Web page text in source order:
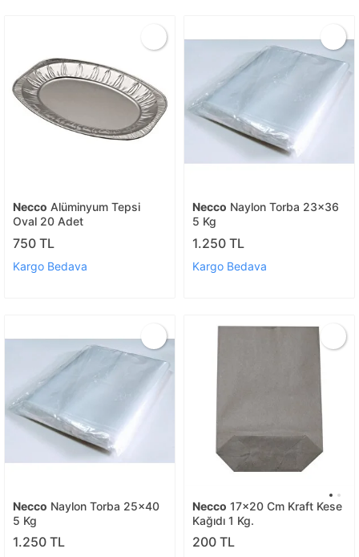
Necco Alüminyum Tepsi
Oval 20 Adet
750 TL
Kargo Bedava
Necco Naylon Torba 23x36
5 Kg
1.250 TL
Kargo Bedava
Necco Naylon Torba 25x40
5 Kg
1.250 TL
Necco 17x20 Cm Kraft Kese
Kağıdı 1 Kg.
200 TL